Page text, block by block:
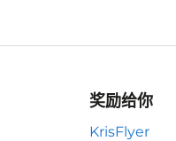
奖励给你
KrisFlyer